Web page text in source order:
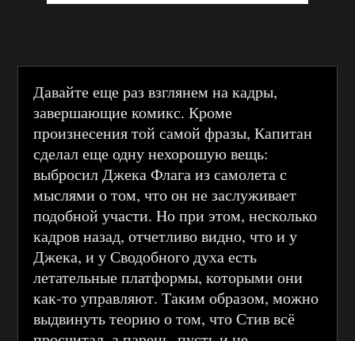
Давайте еще раз взглянем на кадры,
завершающие комикс. Кроме
произнесения той самой фразы, Капитан
сделал еще одну нехорошую вещь:
выбросил Джека Флага из самолета с
мыслями о том, что он не заслуживает
подобной участи. Но при этом, несколько
кадров назад, отчетливо видно, что и у
Джека, и у Сводобного духа есть
летательные платформы, которыми они
как-то управляют. Таким образом, можно
выдвинуть теорию о том, что Стив всё